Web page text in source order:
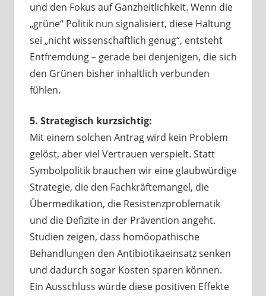
und den Fokus auf Ganzheitlichkeit. Wenn die
„grüne“ Politik nun signalisiert, diese Haltung
sei „nicht wissenschaftlich genug“, entsteht
Entfremdung – gerade bei denjenigen, die sich
den Grünen bisher inhaltlich verbunden
fühlen.
5. Strategisch kurzsichtig:
Mit einem solchen Antrag wird kein Problem
gelöst, aber viel Vertrauen verspielt. Statt
Symbolpolitik brauchen wir eine glaubwürdige
Strategie, die den Fachkräftemangel, die
Übermedikation, die Resistenzproblematik
und die Defizite in der Prävention angeht.
Studien zeigen, dass homöopathische
Behandlungen den Antibiotikaeinsatz senken
und dadurch sogar Kosten sparen können.
Ein Ausschluss würde diese positiven Effekte